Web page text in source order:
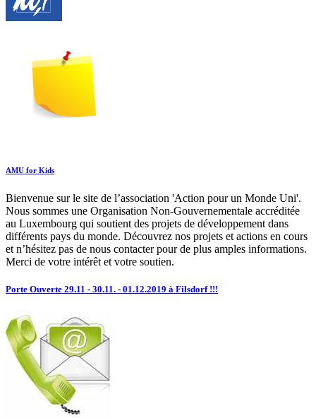
AMU for Kids
Bienvenue sur le site de l’association 'Action pour un Monde Uni'.
Nous sommes une Organisation Non-Gouvernementale accréditée
au Luxembourg qui soutient des projets de développement dans
différents pays du monde. Découvrez nos projets et actions en cours
et n’hésitez pas de nous contacter pour de plus amples informations.
Merci de votre intérêt et votre soutien.
Porte Ouverte 29.11 - 30.11. - 01.12.2019 à Filsdorf !!!